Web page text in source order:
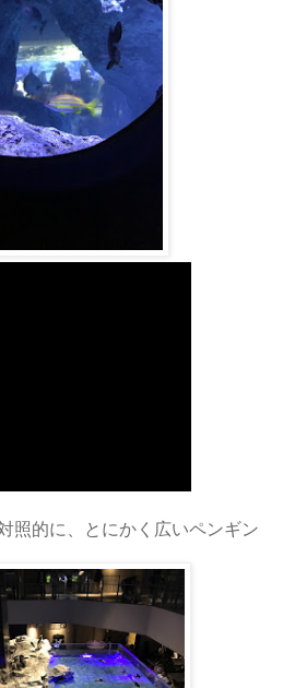
照的に、とにかく広いペンギン